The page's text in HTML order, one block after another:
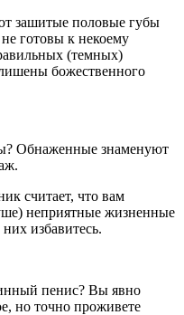
зашитые половые губы
готовы к некоему
(темных)
божественного
Обнаженные знаменуют
считает, что вам
неприятные жизненные
избавитесь.
пенис? Вы явно
но точно проживете